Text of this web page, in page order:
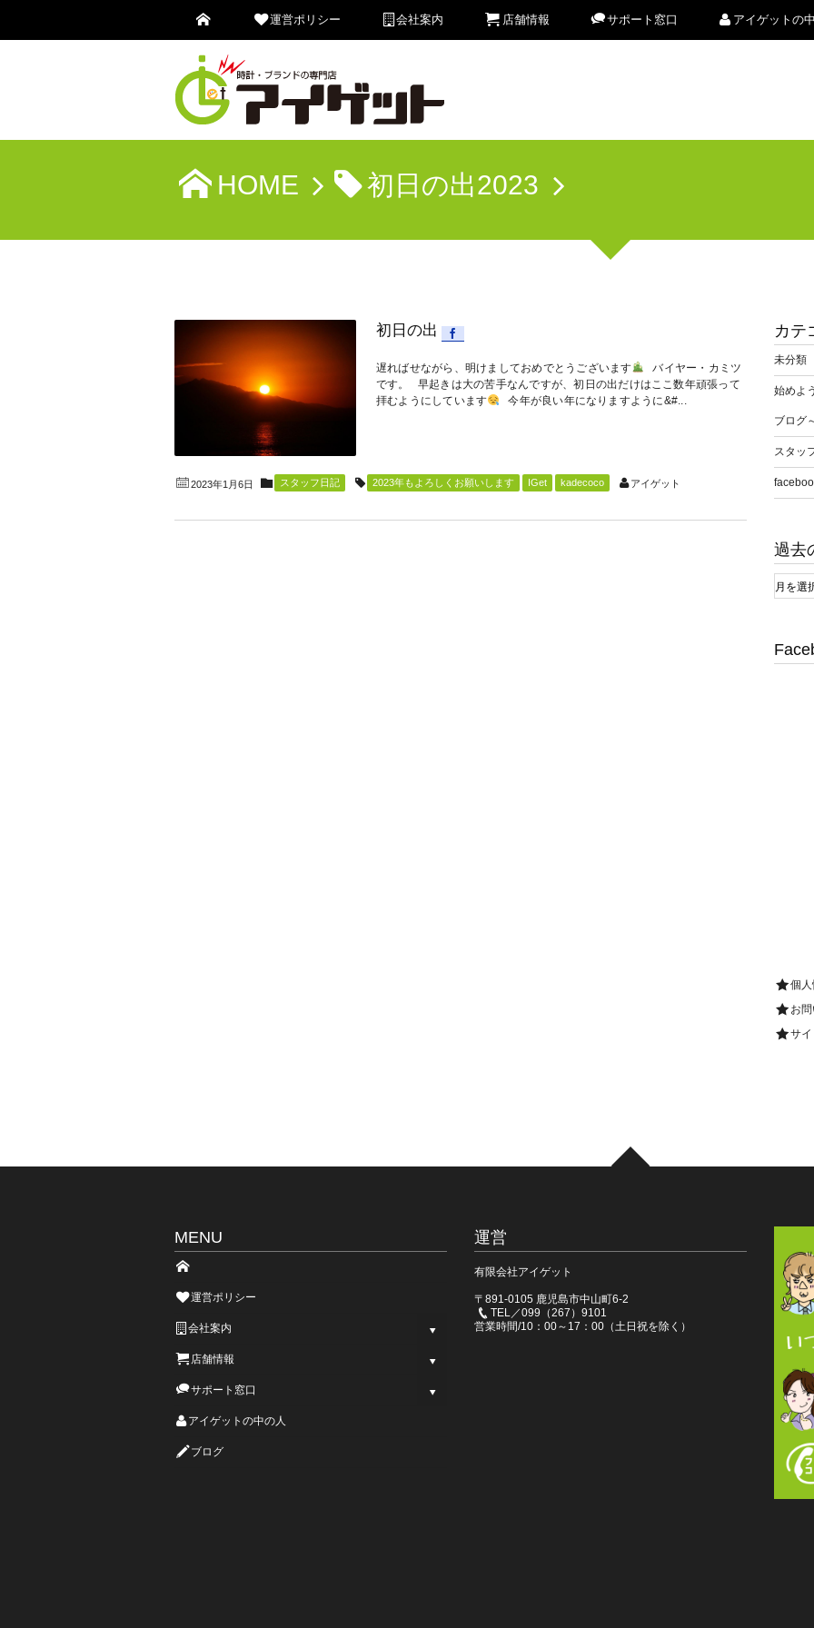
運営ポリシー 会社案内 店舗情報 サポート窓口 アイゲットの
HOME 初日の出2023
初日の出
遅ればせながら、明けましておめでとうございます
⠀バイヤー・カミツ
です。⠀早起きは大の苦手なんですが、初日の出だけはここ数年頑張って
拝むようにしています
⠀今年が良い年になりますように&#...
2023年1月6日 スタッフ日記 2023年もよろしくお願いします IGet kadecoco アイゲット
カテ
未分類
始めよ
ブログ
スタッ
過去
個
お
サ
MENU
運営ポリシー
会社案内
店舗情報
サポート窓口
アイゲットの中の人
ブログ
運営
有限会社アイゲット
〒891-0105 鹿児島市中山町6-2
TEL／099（267）9101
営業時間/10：00～17：00（土日祝を除く）